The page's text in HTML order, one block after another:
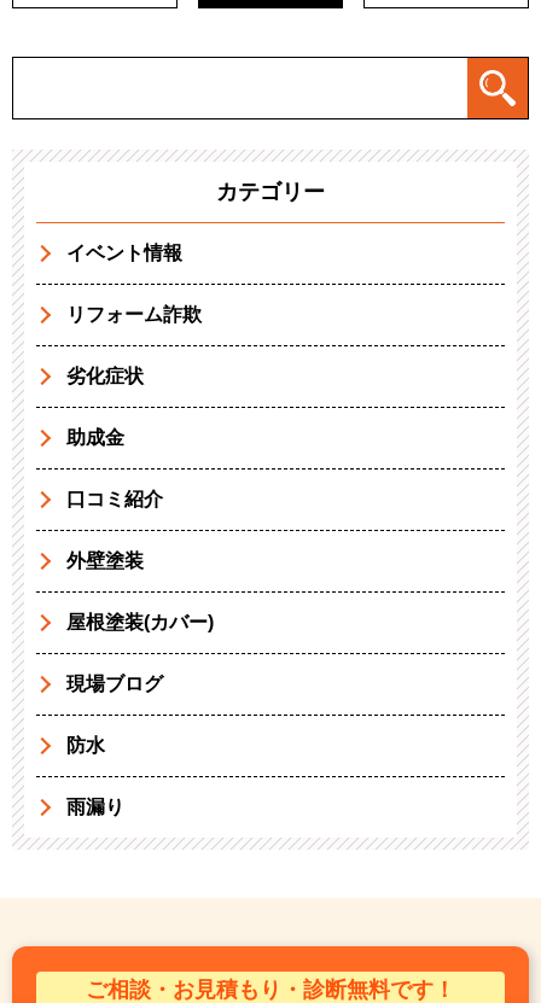
カテゴリー
イベント情報
リフォーム詐欺
劣化症状
助成金
口コミ紹介
外壁塗装
屋根塗装(カバー)
現場ブログ
防水
雨漏り
ご相談・お見積もり・診断無料です！